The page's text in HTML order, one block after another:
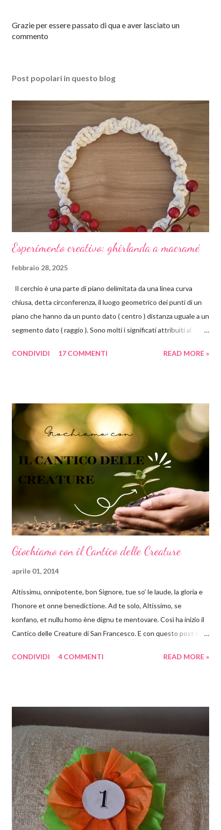
P
o
u
c
m
Grazie per essere passato di qua e aver lasciato un
commento
Post popolari in questo blog
Esperimento creativo: ghirlanda a macramé
febbraio 28, 2025
Il cerchio è una parte di piano delimitata da una linea curva
chiusa, detta circonferenza, il luogo geometrico dei punti di un
piano che hanno da un punto dato ( centro ) distanza uguale a un
segmento dato ( raggio ). Sono molti i significati attribuiti al
presenta né un inizio né una fine, non presenta spigoli.
Secondo la psicologia delle forme, le forme arrotondate come
cerchi ed ovali tendono a inviare un messaggio emotivo positivo
di armonia e protezione. Al contrario del quadrato, che
trasmette stabilità, il cerchio si presta molto bene a comunicare
lo scorrere del tempo, il dinamismo e il movimento. Ok tranquilli
tutti, ho finito il momento di divulgazione scientifica e ritorno nei
CONDIVIDI 17 COMMENTI READ MORE »
Giochiamo con il Cantico delle Creature
aprile 01, 2014
Altissimu, onnipotente, bon Signore, tue so’ le laude, la gloria e
l’honore et onne benedictione. Ad te solo, Altissimo, se
konfano, et nullu homo ène dignu te mentovare. Così ha inizio il
Cantico delle Creature di San Francesco. E con questo post ha
sì con i libri, con le poesie e in genere con tutto ciò che è arte si
perché è pieno di spunti creativi . Ora vi spiego cosa ho in mente
e come saranno articolati i prossimi post. Partirò dagli elementi
(sole, luna e stelle, vento, acqua, fuoco, terra) come pretesto per
lavoretti, giochi e letture. Il Cantico ci terrà compagnia per un
bel po' di settimane, ma vedrete quante cose e quanti progetti
salteranno...
CONDIVIDI 4 COMMENTI READ MORE »